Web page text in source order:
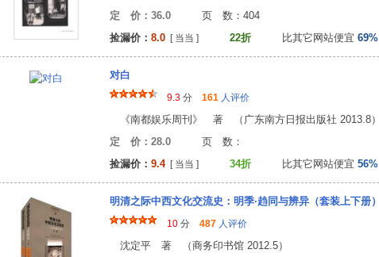
定 价：36.0 页 数：404
捡漏价： 8.0 [ 当当 ] 22折 比其它网站便宜 69%
对白
9.3 分 161 人评价
《南都娱乐周刊》 著 （广东南方日报出版社 2013.8）
定 价：28.0 页 数：
捡漏价： 9.4[ 当当 ] 34折 比其它网站便宜 56%
明清之际中西文化交流史：明季·趋同与辨异（套装上下册）
10 分 487 人评价
沈定平 著 （商务印书馆 2012.5）